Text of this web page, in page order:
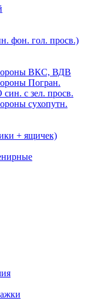
фон. гол. просв.)
ВКС, ВДВ
Погран.
с зел. просв.
сухопутн.
+ ящичек)